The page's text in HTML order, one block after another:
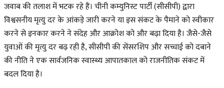
जवाब की तलाश में भटक रहे हैं। चीनी कम्युनिस्ट पार्टी (सीसीपी) द्वारा
विश्वसनीय मृत्यु दर के आंकड़े जारी करने या इस संकट के पैमाने को स्वीकार
करने से इनकार करने ने संदेह और आक्रोश को और बढ़ा दिया है। जैसे-जैसे
युवाओं की मृत्यु दर बढ़ रही है, सीसीपी की सेंसरशिप और सच्चाई को दबाने
की नीति ने एक सार्वजनिक स्वास्थ्य आपातकाल को राजनीतिक संकट में
बदल दिया है।